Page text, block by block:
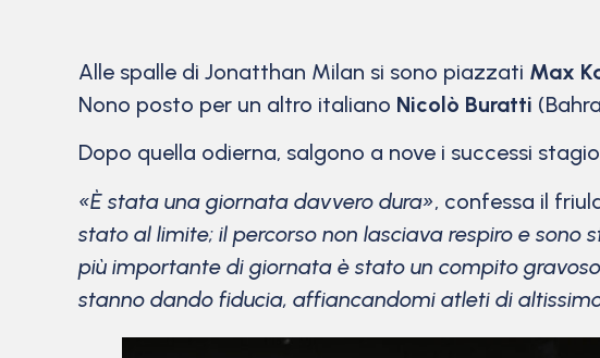
Alle spalle di Jonatthan Milan si sono piazzati Max
Nono posto per un altro italiano Nicolò Buratti
Dopo quella odierna, salgono a nove i successi
«È stata una giornata davvero dura», confessa il
stato al limite; il percorso non lasciava respiro e
più importante di giornata è stato un compito
stanno dando fiducia, affiancandomi atleti di